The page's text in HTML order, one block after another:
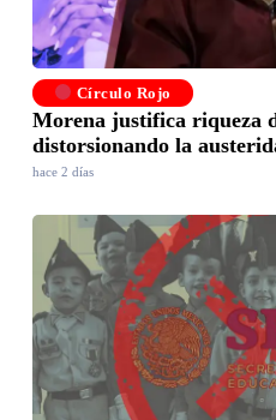
Círculo Rojo
Morena justifica riqueza
distorsionando la
hace 2 días